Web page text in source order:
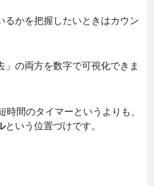
るかを把握したいときはカウン
」の両方を数字で可視化できま
間のタイマーというよりも、
という位置づけです。